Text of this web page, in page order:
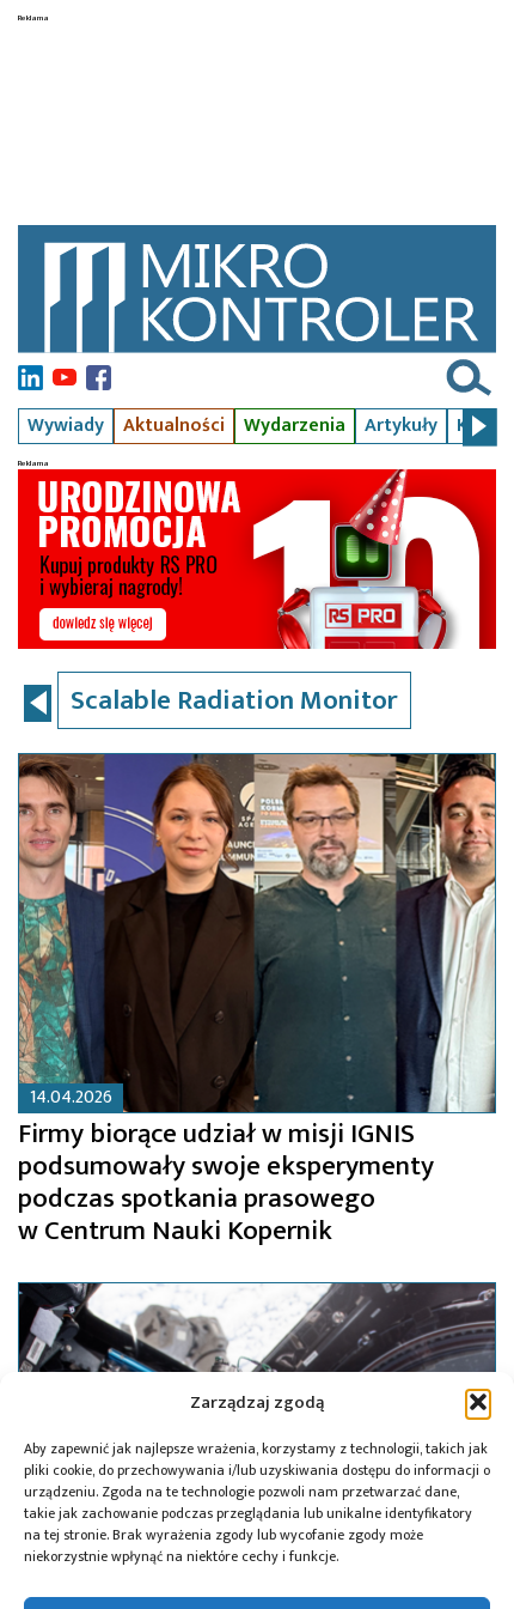
Zarządzaj zgodą
Aby zapewnić jak najlepsze wrażenia, korzystamy z technologii, takich jak
pliki cookie, do przechowywania i/lub uzyskiwania dostępu do informacji o
urządzeniu. Zgoda na te technologie pozwoli nam przetwarzać dane,
takie jak zachowanie podczas przeglądania lub unikalne identyfikatory
na tej stronie. Brak wyrażenia zgody lub wycofanie zgody może
niekorzystnie wpłynąć na niektóre cechy i funkcje.
Wywiady Aktualności Wydarzenia Artykuły Kursy
Scalable Radiation Monitor
14.04.2026
Firmy biorące udział w misji IGNIS
podsumowały swoje eksperymenty
podczas spotkania prasowego
w Centrum Nauki Kopernik